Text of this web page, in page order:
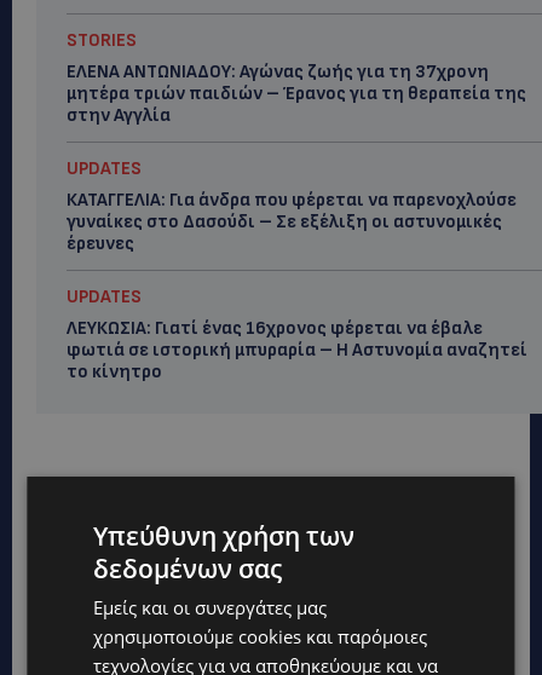
STORIES
ΕΛΕΝΑ ΑΝΤΩΝΙΑΔΟΥ: Αγώνας ζωής για τη 37χρονη
μητέρα τριών παιδιών – Έρανος για τη θεραπεία της
στην Αγγλία
UPDATES
ΚΑΤΑΓΓΕΛΙΑ: Για άνδρα που φέρεται να παρενοχλούσε
γυναίκες στο Δασούδι – Σε εξέλιξη οι αστυνομικές
έρευνες
UPDATES
ΛΕΥΚΩΣΙΑ: Γιατί ένας 16χρονος φέρεται να έβαλε
φωτιά σε ιστορική μπυραρία – Η Αστυνομία αναζητεί
το κίνητρο
Υπεύθυνη χρήση των
δεδομένων σας
Εμείς και οι συνεργάτες μας
χρησιμοποιούμε cookies και παρόμοιες
τεχνολογίες για να αποθηκεύουμε και να